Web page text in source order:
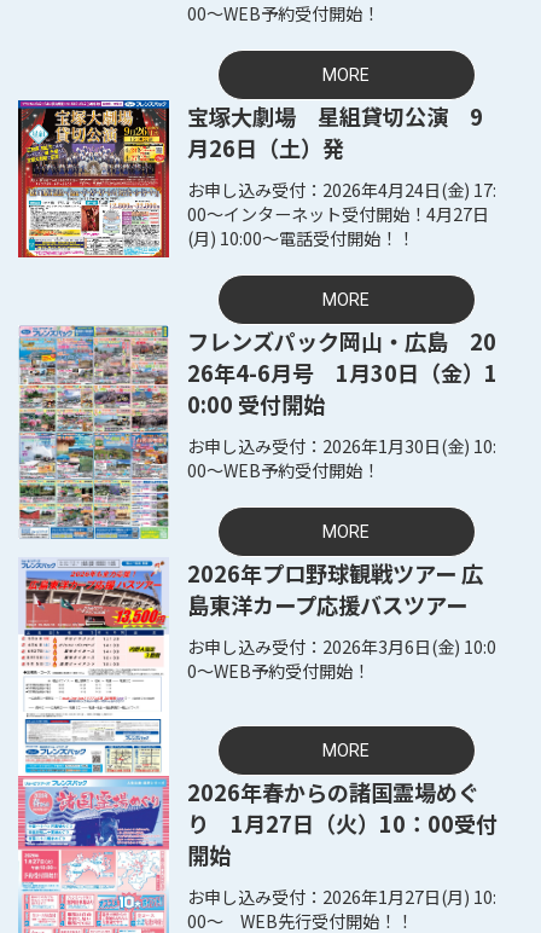
00～WEB予約受付開始！
MORE
宝塚大劇場 星組貸切公演 9
月26日（土）発
2026年4月24日(金) 17:
00～インターネット受付開始！4月27日
(月) 10:00～電話受付開始！！
MORE
フレンズパック岡山・広島 20
26年4-6月号 1月30日（金）1
0:00 受付開始
2026年1月30日(金) 10:
00～WEB予約受付開始！
MORE
2026年プロ野球観戦ツアー 広
島東洋カープ応援バスツアー
2026年3月6日(金) 10:0
0～WEB予約受付開始！
MORE
2026年春からの諸国霊場めぐ
り 1月27日（火）10：00受付
開始
2026年1月27日(月) 10:
00～ WEB先行受付開始！！